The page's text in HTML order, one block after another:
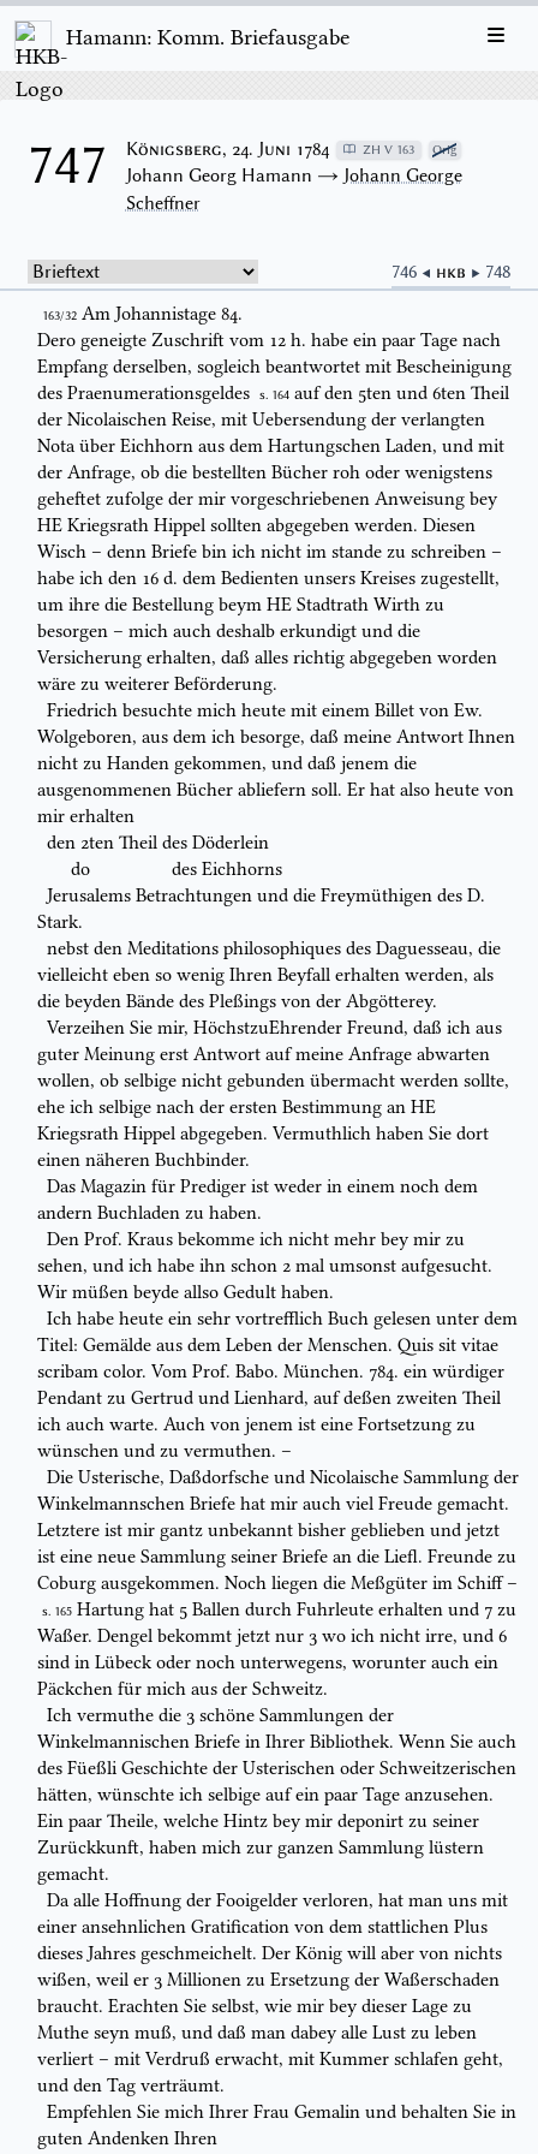
Hamann: Komm. Briefausgabe
747 Königsberg, 24. Juni 1784 ZH V 163 Orig
Johann Georg Hamann → Johann George
Scheffner
746 ◀ HKB ▶ 748
163/32 Am Johannistage 84.
Dero geneigte Zuschrift vom 12 h. habe ein paar Tage nach
Empfang derselben, sogleich beantwortet mit Bescheinigung
des Praenumerationsgeldes S. 164 auf den 5ten und 6ten Theil
der Nicolaischen Reise, mit Uebersendung der verlangten
Nota über Eichhorn aus dem Hartungschen Laden, und mit
der Anfrage, ob die bestellten Bücher roh oder wenigstens
geheftet zufolge der mir vorgeschriebenen Anweisung bey
HE Kriegsrath Hippel sollten abgegeben werden. Diesen
Wisch – denn Briefe bin ich nicht im stande zu schreiben –
habe ich den 16 d. dem Bedienten unsers Kreises zugestellt,
um ihre die Bestellung beym HE Stadtrath Wirth zu
besorgen – mich auch deshalb erkundigt und die
Versicherung erhalten, daß alles richtig abgegeben worden
wäre zu weiterer Beförderung.
Friedrich besuchte mich heute mit einem Billetvon Ew.
Wolgeboren, aus dem ich besorge, daß meine Antwort Ihnen
nicht zu Handen gekommen, und daß jenem die
ausgenommenen Bücher abliefern soll. Er hat also heute von
mir erhalten
den 2ten Theil des Döderlein
do des Eichhorns
Jerusalems Betrachtungen und die Freymüthigen des D.
Stark.
nebst den Meditations philosophiquesdes Daguesseau, die
vielleicht eben so wenig Ihren Beyfall erhalten werden, als
die beyden Bände des Pleßings von der Abgötterey.
Verzeihen Sie mir, HöchstzuEhrender Freund, daß ich aus
guter Meinung erst Antwort auf meine Anfrage abwarten
wollen, ob selbige nicht gebunden übermacht werden sollte,
ehe ich selbige nach der ersten Bestimmung an HE
Kriegsrath Hippel abgegeben. Vermuthlich haben Sie dort
einen näheren Buchbinder.
Das Magazin für Prediger ist weder in einem noch dem
andern Buchladen zu haben.
Den Prof. Kraus bekomme ich nicht mehr bey mir zu
sehen, und ich habe ihn schon 2 mal umsonst aufgesucht.
Wir müßen beyde allso Gedult haben.
Ich habe heute ein sehr vortrefflich Buch gelesen unter dem
Titel: Gemälde aus dem Leben der Menschen. Quis sit vitae
scribam color. Vom Prof. Babo. München. 784. ein würdiger
Pendant zu Gertrud und Lienhard, aufdeßen zweiten Theil
ich auch warte. Auch von jenem ist eine Fortsetzung zu
wünschen und zu vermuthen. –
Die Usterische, Daßdorfsche und Nicolaische Sammlung der
Winkelmannschen Briefe hat mir auch viel Freude gemacht.
Letztere ist mir gantz unbekannt bisher geblieben und jetzt
ist eine neue Sammlung seiner Briefe an die Liefl. Freunde zu
Coburg ausgekommen. Noch liegen die Meßgüter im Schiff –
S. 165 Hartung hat 5 Ballen durch Fuhrleute erhalten und 7 zu
Waßer. Dengel bekommt jetzt nur 3 wo ich nicht irre, und 6
sind in Lübeck oder noch unterwegens, worunter auch ein
Päckchen für mich aus der Schweitz.
Ich vermuthe die 3 schöne Sammlungen der
Winkelmannischen Briefe in Ihrer Bibliothek. Wenn Sie auch
des Füeßli Geschichte der Usterischen oder Schweitzerischen
hätten, wünschte ich selbige auf ein paar Tage anzusehen.
Ein paar Theile, welche Hintz bey mir deponirt zu seiner
Zurückkunft, haben mich zur ganzen Sammlung lüstern
gemacht.
Da alle Hoffnung der Fooigelder verloren, hat man uns mit
einer ansehnlichen Gratification von dem stattlichen Plus
dieses Jahres geschmeichelt. Der König will aber von nichts
wißen, weil er 3 Millionen zu Ersetzung der Waßerschaden
braucht. Erachten Sie selbst, wie mir bey dieser Lage zu
Muthe seyn muß, und daß man dabey alle Lust zu leben
verliert – mit Verdruß erwacht, mit Kummer schlafen geht,
und den Tag verträumt.
Empfehlen Sie mich Ihrer Frau Gemalin und behalten Sie in
guten Andenken Ihren